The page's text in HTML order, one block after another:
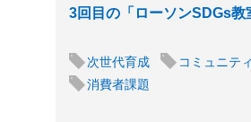
3回目の「ローソンSDGs教
次世代育成 コミュニテ
消費者課題